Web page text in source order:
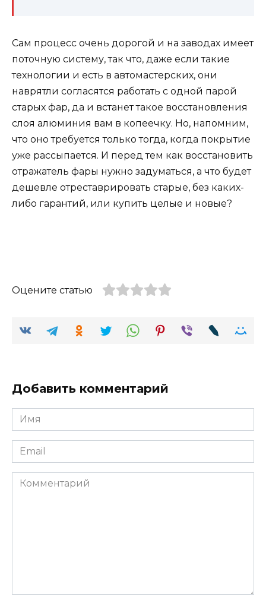
Сам процесс очень дорогой и на заводах имеет
поточную систему, так что, даже если такие
технологии и есть в автомастерских, они
наврятли согласятся работать с одной парой
старых фар, да и встанет такое восстановления
слоя алюминия вам в копеечку. Но, напомним,
что оно требуется только тогда, когда покрытие
уже рассыпается. И перед тем как восстановить
отражатель фары нужно задуматься, а что будет
дешевле отреставрировать старые, без каких-
либо гарантий, или купить целые и новые?
Оцените статью
Добавить комментарий
Имя
Email
Комментарий